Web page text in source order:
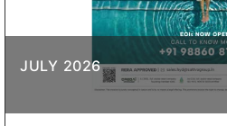
JULY 2026